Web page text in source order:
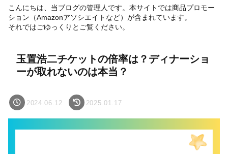
こんにちは、当ブログの管理人です。本サイトでは商品プロモー
ション（Amazonアソシエイトなど）が含まれています。
それではごゆっくりとご覧ください。
玉置浩二チケットの倍率は？ディナーショ
ーが取れないのは本当？
2024.06.12 2025.01.17